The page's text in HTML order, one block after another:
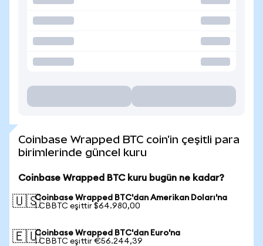
Coinbase Wrapped BTC coin'in çeşitli para
birimlerinde güncel kuru
Coinbase Wrapped BTC kuru bugün ne kadar?
🇺🇸Coinbase Wrapped BTC'dan Amerikan Doları'na
1 CBBTC eşittir $64.980,00
🇪🇺Coinbase Wrapped BTC'dan Euro'na
1 CBBTC eşittir €56.244,39